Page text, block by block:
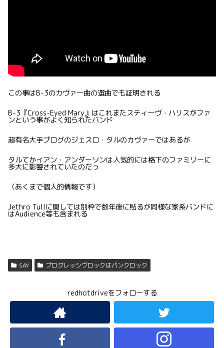
この事はB-3のカヴァー曲の選曲でも証明される
B-3『Cross-Eyed Mary』はこれまたスティーヴ・ハリスがファ
ンという事がよく知られたバンド
超有名大手プログのジェスロ・タルのカヴァーではあるが
タルてかイアン・アンダーソンは人気的には格下のファミリーに
多大に影響されていたのだっ
（あくまで個人的情報です）
Jethro Tullに関しては別枠で数年後に貼るが同様な家系バンドに
はAudience等も含まれる
SAY プログレッシヴロックはパンクロック
redhotdriveをフォローする